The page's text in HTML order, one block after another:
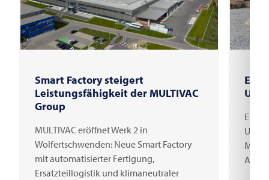
Smart Factory steigert
Leistungsfähigkeit der MULTIVAC
Group
MULTIVAC eröffnet Werk 2 in
Wolfertschwenden: Neue Smart Factory
mit automatisierter Fertigung,
Ersatzteillogistik und klimaneutraler